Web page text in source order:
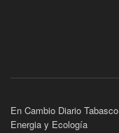
En Cambio Diario Tabasco
Energia y Ecología